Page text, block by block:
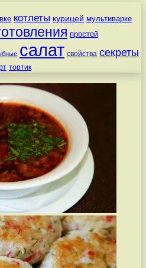
котлеты курицей мультиварке
простой
салат свойства секреты
тортик